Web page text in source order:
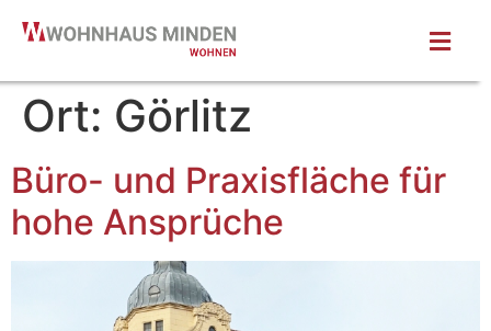
Ort: Görlitz
Büro- und Praxisfläche für
hohe Ansprüche